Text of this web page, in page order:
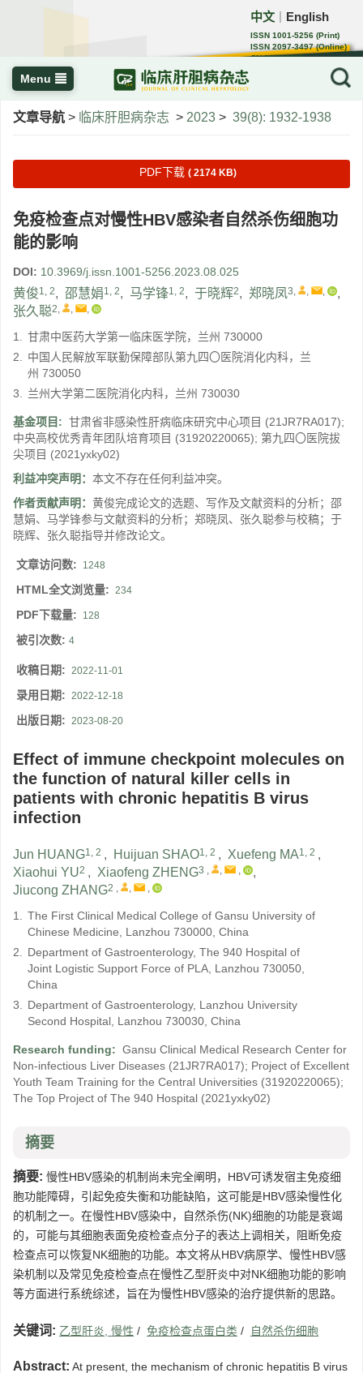
中文 English
ISSN 1001-5256 (Print)
ISSN 2097-3497 (Online)
CN 22-1108/R
Menu
文章导航 > 临床肝胆病杂志 > 2023 > 39(8): 1932-1938
PDF下载 ( 2174 KB)
免疫检查点对慢性HBV感染者自然杀伤细胞功
能的影响
DOI: 10.3969/j.issn.1001-5256.2023.08.025
黄俊1, 2, 邵慧娟1, 2, 马学锋1, 2, 于晓辉2, 郑晓凤3, , ,
,
张久聪2, , ,
1. 甘肃中医药大学第一临床医学院，兰州 730000
2. 中国人民解放军联勤保障部队第九四〇医院消化内科，兰
州 730050
3. 兰州大学第二医院消化内科，兰州 730030
基金项目: 甘肃省非感染性肝病临床研究中心项目 (21JR7RA017);
中央高校优秀青年团队培育项目 (31920220065); 第九四〇医院拔
尖项目 (2021yxky02)
利益冲突声明： 本文不存在任何利益冲突。
作者贡献声明： 黄俊完成论文的选题、写作及文献资料的分析；邵
慧娟、马学锋参与文献资料的分析；郑晓凤、张久聪参与校稿；于
晓辉、张久聪指导并修改论文。
文章访问数: 1248
HTML全文浏览量: 234
PDF下载量: 128
被引次数: 4
收稿日期: 2022-11-01
录用日期: 2022-12-18
出版日期: 2023-08-20
Effect of immune checkpoint molecules on
the function of natural killer cells in
patients with chronic hepatitis B virus
infection
Jun HUANG1, 2 , Huijuan SHAO1, 2 , Xuefeng MA1, 2 ,
Xiaohui YU2 , Xiaofeng ZHENG3 , , ,
,
Jiucong ZHANG2 , , ,
1. The First Clinical Medical College of Gansu University of
Chinese Medicine, Lanzhou 730000, China
2. Department of Gastroenterology, The 940 Hospital of
Joint Logistic Support Force of PLA, Lanzhou 730050,
China
3. Department of Gastroenterology, Lanzhou University
Second Hospital, Lanzhou 730030, China
Research funding: Gansu Clinical Medical Research Center for
Non-infectious Liver Diseases (21JR7RA017); Project of Excellent
Youth Team Training for the Central Universities (31920220065);
The Top Project of The 940 Hospital (2021yxky02)
摘要
摘要: 慢性HBV感染的机制尚未完全阐明，HBV可诱发宿主免疫细
胞功能障碍，引起免疫失衡和功能缺陷，这可能是HBV感染慢性化
的机制之一。在慢性HBV感染中，自然杀伤(NK)细胞的功能是衰竭
的，可能与其细胞表面免疫检查点分子的表达上调相关，阻断免疫
检查点可以恢复NK细胞的功能。本文将从HBV病原学、慢性HBV感
染机制以及常见免疫检查点在慢性乙型肝炎中对NK细胞功能的影响
等方面进行系统综述，旨在为慢性HBV感染的治疗提供新的思路。
关键词: 乙型肝炎, 慢性 / 免疫检查点蛋白类 / 自然杀伤细胞
Abstract: At present, the mechanism of chronic hepatitis B virus